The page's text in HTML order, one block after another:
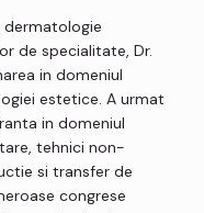
dermatologie
de specialitate, Dr.
in domeniul
estetice. A urmat
in domeniul
tehnici non-
si transfer de
congrese